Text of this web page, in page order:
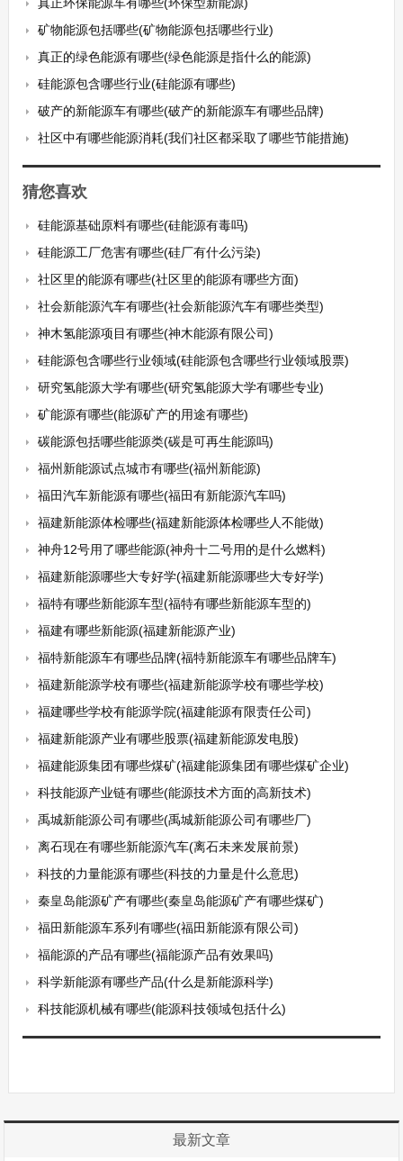
矿物能源包括哪些(矿物能源包括哪些行业)
真正的绿色能源有哪些(绿色能源是指什么的能源)
硅能源包含哪些行业(硅能源有哪些)
破产的新能源车有哪些(破产的新能源车有哪些品牌)
社区中有哪些能源消耗(我们社区都采取了哪些节能措施)
猜您喜欢
硅能源基础原料有哪些(硅能源有毒吗)
硅能源工厂危害有哪些(硅厂有什么污染)
社区里的能源有哪些(社区里的能源有哪些方面)
社会新能源汽车有哪些(社会新能源汽车有哪些类型)
神木氢能源项目有哪些(神木能源有限公司)
硅能源包含哪些行业领域(硅能源包含哪些行业领域股票)
研究氢能源大学有哪些(研究氢能源大学有哪些专业)
矿能源有哪些(能源矿产的用途有哪些)
碳能源包括哪些能源类(碳是可再生能源吗)
福州新能源试点城市有哪些(福州新能源)
福田汽车新能源有哪些(福田有新能源汽车吗)
福建新能源体检哪些(福建新能源体检哪些人不能做)
神舟12号用了哪些能源(神舟十二号用的是什么燃料)
福建新能源哪些大专好学(福建新能源哪些大专好学)
福特有哪些新能源车型(福特有哪些新能源车型的)
福建有哪些新能源(福建新能源产业)
福特新能源车有哪些品牌(福特新能源车有哪些品牌车)
福建新能源学校有哪些(福建新能源学校有哪些学校)
福建哪些学校有能源学院(福建能源有限责任公司)
福建新能源产业有哪些股票(福建新能源发电股)
福建能源集团有哪些煤矿(福建能源集团有哪些煤矿企业)
科技能源产业链有哪些(能源技术方面的高新技术)
禹城新能源公司有哪些(禹城新能源公司有哪些厂)
离石现在有哪些新能源汽车(离石未来发展前景)
科技的力量能源有哪些(科技的力量是什么意思)
秦皇岛能源矿产有哪些(秦皇岛能源矿产有哪些煤矿)
福田新能源车系列有哪些(福田新能源有限公司)
福能源的产品有哪些(福能源产品有效果吗)
科学新能源有哪些产品(什么是新能源科学)
科技能源机械有哪些(能源科技领域包括什么)
最新文章